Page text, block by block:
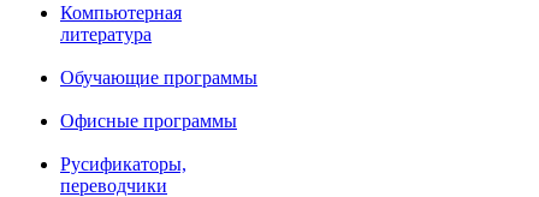
Компьютерная
литература
Обучающие программы
Офисные программы
Русификаторы,
переводчики